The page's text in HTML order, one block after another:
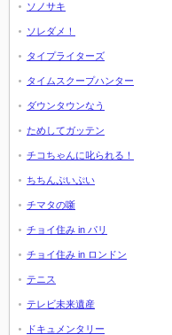
ソノサキ
ソレダメ！
タイプライターズ
タイムスクープハンター
ダウンタウンなう
ためしてガッテン
チコちゃんに叱られる！
ちちんぷいぷい
チマタの噺
チョイ住み in パリ
チョイ住み in ロンドン
テニス
テレビ未来遺産
ドキュメンタリー